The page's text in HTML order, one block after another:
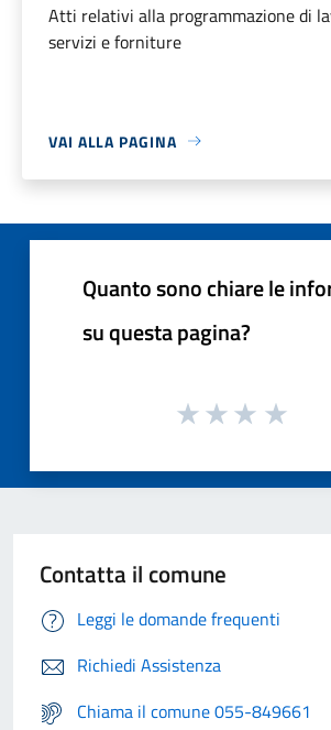
Atti relativi alla programmazione di
servizi e forniture
VAI ALLA PAGINA
Quanto sono chiare le
su questa pagina?
Contatta il comune
Leggi le domande frequenti
Richiedi Assistenza
Chiama il comune 055-849661